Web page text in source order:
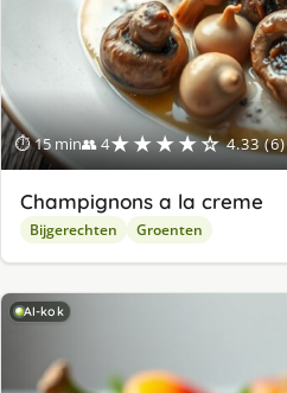
⏱ 15 min👥 4★★★★☆ 4.33 (6)
Champignons a la creme
Bijgerechten Groenten
AI-kok